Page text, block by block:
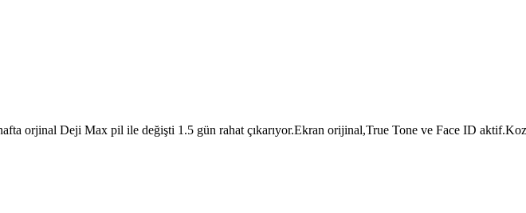
orjinal Deji Max pil ile değişti 1.5 gün rahat çıkarıyor.Ekran orijinal,True Tone ve Face ID